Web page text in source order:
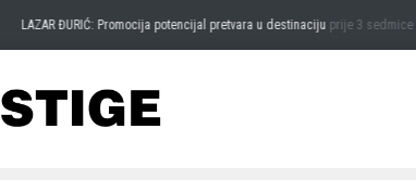
LAZAR ĐURIĆ: Promocija potencijal pretvara u destinacijuprije 3 sedmice